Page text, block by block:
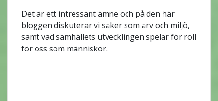
Det är ett intressant ämne och på den här
bloggen diskuterar vi saker som arv och miljö,
samt vad samhällets utvecklingen spelar för roll
för oss som människor.